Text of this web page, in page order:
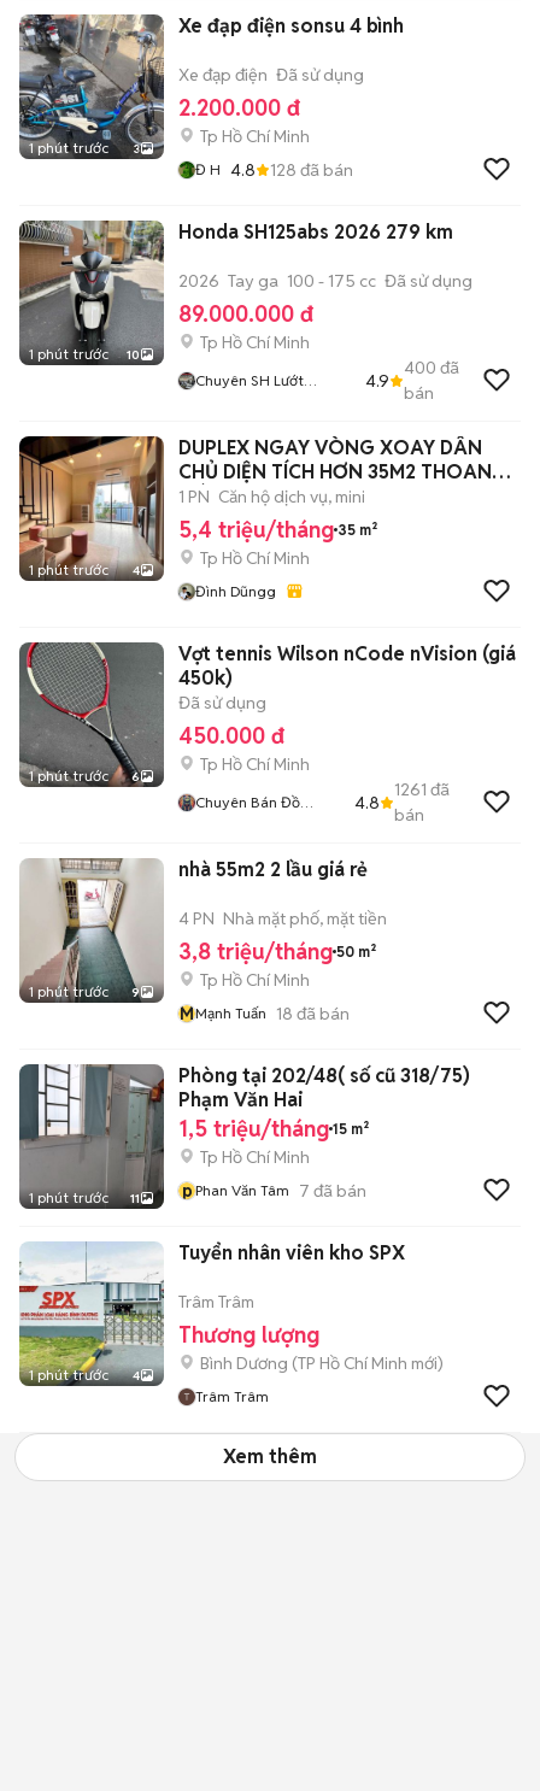
1 phút trước 3
Xe đạp điện sonsu 4 bình
Xe đạp điện Đã sử dụng
2.200.000 đ
Tp Hồ Chí Minh
Đ H 4.8 128 đã bán
1 phút trước 10
Honda SH125abs 2026 279 km
2026 Tay ga 100 - 175 cc Đã sử dụng
89.000.000 đ
Tp Hồ Chí Minh
Chuyên SH Lướt
4.9
400 đã
bán
1 phút trước 4
DUPLEX NGAY VÒNG XOAY DÂN
CHỦ DIỆN TÍCH HƠN 35M2 THOANG
MÁT
1 PN Căn hộ dịch vụ, mini
5,4 triệu/tháng 35 m²
Tp Hồ Chí Minh
Đình Dũngg
1 phút trước 6
Vợt tennis Wilson nCode nVision (giá
450k)
Đã sử dụng
450.000 đ
Tp Hồ Chí Minh
Chuyên Bán Đồ
4.8
1261 đã
bán
1 phút trước 9
nhà 55m2 2 lầu giá rẻ
4 PN Nhà mặt phố, mặt tiền
3,8 triệu/tháng 50 m²
Tp Hồ Chí Minh
MMạnh Tuấn 18 đã bán
1 phút trước 11
Phòng tại 202/48( số cũ 318/75)
Phạm Văn Hai
1,5 triệu/tháng 15 m²
Tp Hồ Chí Minh
pPhan Văn Tâm 7 đã bán
1 phút trước 4
Tuyển nhân viên kho SPX
Trâm Trâm
Thương lượng
Bình Dương (TP Hồ Chí Minh mới)
Trâm Trâm
Xem thêm